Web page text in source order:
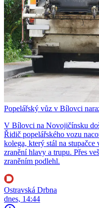
Popelářský vůz v Bílovci
V Bílovci na Novojičínsku
Řidič popelářského vozu
kolega, který stál na
zranění hlavy a trupu. Přes
zraněním podlehl.
Ostravská Drbna
dnes, 14:44